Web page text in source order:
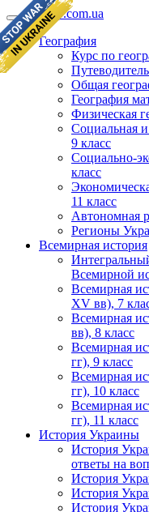
geomap.com.ua
География
Курс по
Общая
География
Физическая
Социальная
9 класс
Социально-
класс
11 класс
Автономная
Регионы
Всемирная история
Всемирной
Всемирная
XV вв), 7
Всемирная
вв), 8 класс
Всемирная
гг), 9 класс
Всемирная
гг), 10 класс
Всемирная
гг), 11 класс
История Украины
История
ответы на
История
История
История